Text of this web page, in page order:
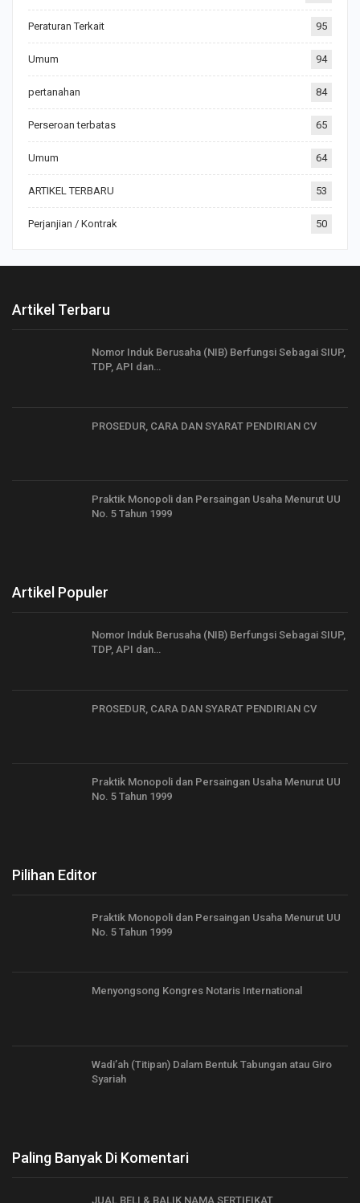
Peraturan Terkait 95
Umum 94
pertanahan 84
Perseroan terbatas 65
Umum 64
ARTIKEL TERBARU 53
Perjanjian / Kontrak 50
Artikel Terbaru
Nomor Induk Berusaha (NIB) Berfungsi Sebagai SIUP,
TDP, API dan…
PROSEDUR, CARA DAN SYARAT PENDIRIAN CV
Praktik Monopoli dan Persaingan Usaha Menurut UU
No. 5 Tahun 1999
Artikel Populer
Nomor Induk Berusaha (NIB) Berfungsi Sebagai SIUP,
TDP, API dan…
PROSEDUR, CARA DAN SYARAT PENDIRIAN CV
Praktik Monopoli dan Persaingan Usaha Menurut UU
No. 5 Tahun 1999
Pilihan Editor
Praktik Monopoli dan Persaingan Usaha Menurut UU
No. 5 Tahun 1999
Menyongsong Kongres Notaris International
Wadi’ah (Titipan) Dalam Bentuk Tabungan atau Giro
Syariah
Paling Banyak Di Komentari
JUAL BELI & BALIK NAMA SERTIFIKAT